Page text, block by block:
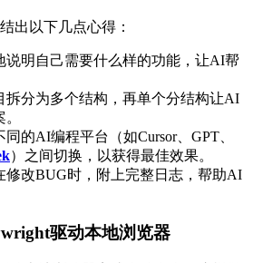
出以下几点心得：
说明自己需要什么样的功能，让AI帮
拆分为多个结构，再单个分结构让AI
同的AI编程平台（如Cursor、GPT、
）之间切换，以获得最佳效果。
修改BUG时，附上完整日志，帮助AI
驱动本地浏览器